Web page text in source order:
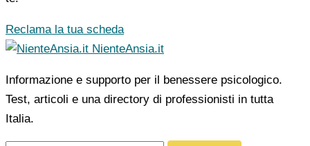
Reclama la tua scheda
NienteAnsia.it
Informazione e supporto per il benessere psicologico.
Test, articoli e una directory di professionisti in tutta
Italia.